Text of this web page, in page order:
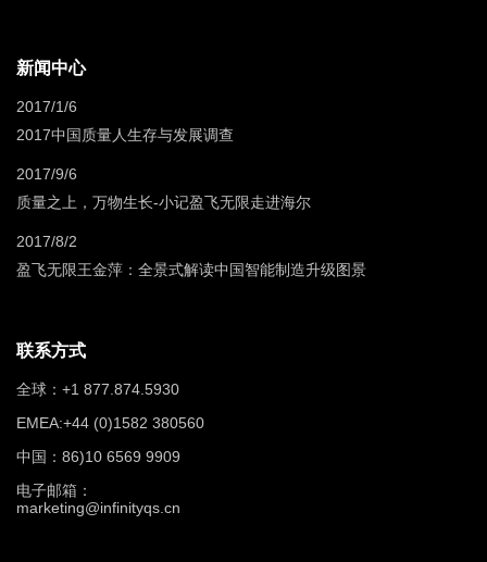
新闻中心
2017/1/6
2017中国质量人生存与发展调查
2017/9/6
质量之上，万物生长-小记盈飞无限走进海尔
2017/8/2
盈飞无限王金萍：全景式解读中国智能制造升级图景
联系方式
全球：+1 877.874.5930
EMEA:+44 (0)1582 380560
中国：86)10 6569 9909
电子邮箱：
marketing@infinityqs.cn